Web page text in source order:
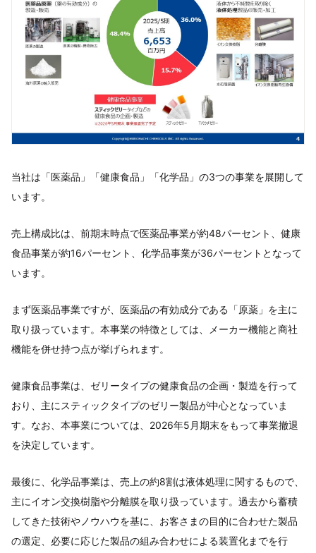
当社は「医薬品」「健康食品」「化学品」の3つの事業を展開して
います。
売上構成比は、前期末時点で医薬品事業が約48パーセント、健康
食品事業が約16パーセント、化学品事業が36パーセントとなって
います。
まず医薬品事業ですが、医薬品の有効成分である「原薬」を主に
取り扱っています。本事業の特徴としては、メーカー機能と商社
機能を併せ持つ点が挙げられます。
健康食品事業は、ゼリータイプの健康食品の企画・製造を行って
おり、主にスティックタイプのゼリー製品が中心となっていま
す。なお、本事業については、2026年5月期末をもって事業撤退
を決定しています。
最後に、化学品事業は、売上の約8割は液体処理に関するもので、
主にイオン交換樹脂や分離膜を取り扱っています。過去から蓄積
してきた技術やノウハウを基に、お客さまの目的に合わせた製品
の選定、必要に応じた製品の組み合わせによる装置化までを行